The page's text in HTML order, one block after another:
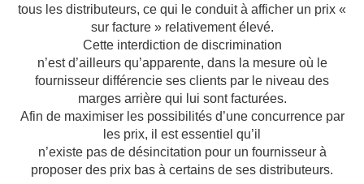
tous les distributeurs, ce qui le conduit à afficher un prix «
sur facture » relativement élevé.
Cette interdiction de discrimination
n’est d’ailleurs qu’apparente, dans la mesure où le
fournisseur différencie ses clients par le niveau des
marges arrière qui lui sont facturées.
Afin de maximiser les possibilités d’une concurrence par
les prix, il est essentiel qu’il
n’existe pas de désincitation pour un fournisseur à
proposer des prix bas à certains de ses distributeurs.